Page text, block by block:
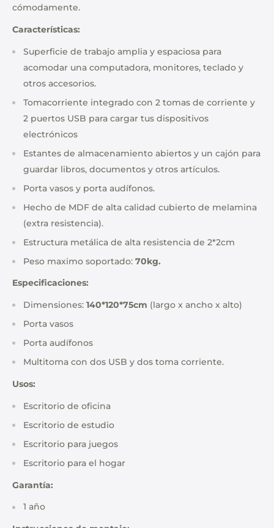
cómodamente.
Características:
Superficie de trabajo amplia y espaciosa para
acomodar una computadora, monitores, teclado y
otros accesorios.
Tomacorriente integrado con 2 tomas de corriente y
2 puertos USB para cargar tus dispositivos
electrónicos
Estantes de almacenamiento abiertos y un cajón para
guardar libros, documentos y otros artículos.
Porta vasos y porta audífonos.
Hecho de MDF de alta calidad cubierto de melamina
(extra resistencia).
Estructura metálica de alta resistencia de 2*2cm
Peso maximo soportado: 70kg.
Especificaciones:
Dimensiones: 140*120*75cm (largo x ancho x alto)
Porta vasos
Porta audífonos
Multitoma con dos USB y dos toma corriente.
Usos:
Escritorio de oficina
Escritorio de estudio
Escritorio para juegos
Escritorio para el hogar
Garantía:
1 año